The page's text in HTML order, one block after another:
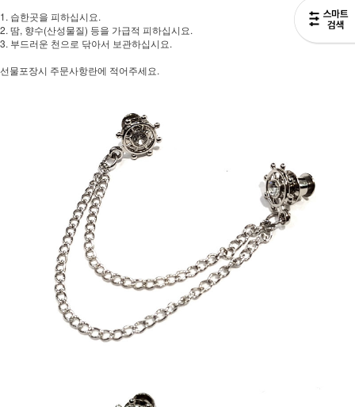
1. 습한곳을 피하십시요.
2. 땀, 향수(산성물질) 등을 가급적 피하십시요.
3. 부드러운 천으로 닦아서 보관하십시요.
선물포장시 주문사항란에 적어주세요.